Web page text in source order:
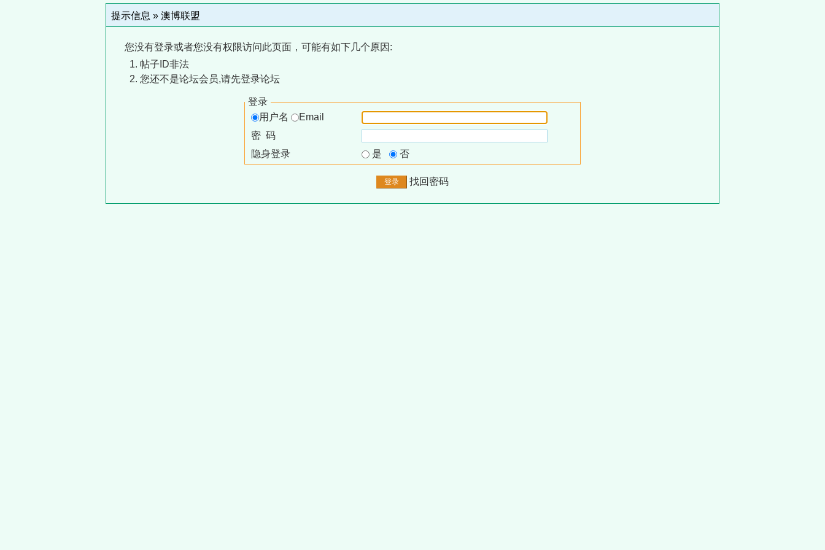
提示信息 » 澳博联盟
您没有登录或者您没有权限访问此页面，可能有如下几个原因:
帖子ID非法
您还不是论坛会员,请先登录论坛
登录
用户名
Email
密 码
隐身登录
是 否
找回密码